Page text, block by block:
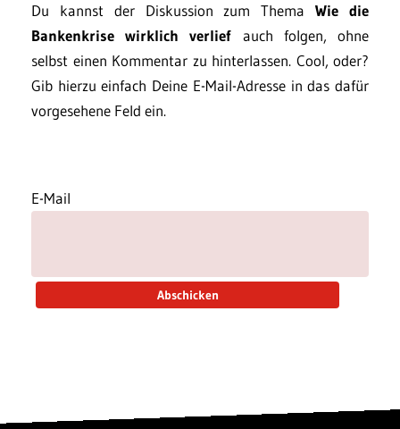
Du kannst der Diskussion zum ThemaWie die
Bankenkrise wirklich verlief auch folgen, ohne
selbst einen Kommentar zu hinterlassen. Cool, oder?
Gib hierzu einfach Deine E-Mail-Adresse in das dafür
vorgesehene Feld ein.
E-Mail